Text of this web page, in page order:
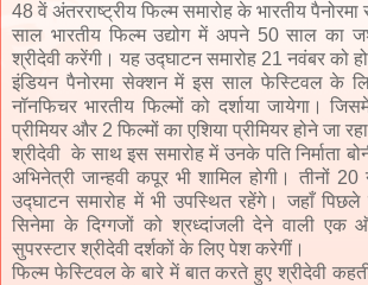
48 वें अंतरराष्ट्रीय फिल्म समारोह के भारतीय
साल भारतीय फिल्म उद्योग में अपने 50 साल का
श्रीदेवी करेंगी। यह उद्घाटन समारोह 21 नवंबर को
इंडियन पैनोरमा सेक्शन में इस साल फेस्टिवल के
नॉनफिचर भारतीय फिल्मों को दर्शाया जायेगा।
प्रीमियर और 2 फिल्मों का एशिया प्रीमियर होने जा
श्रीदेवी के साथ इस समारोह में उनके पति निर्माता
अभिनेत्री जान्हवी कपूर भी शामिल होगी। तीनों
उद्घाटन समारोह में भी उपस्थित रहेंगे। जहाँ
सिनेमा के दिग्गजों को श्रध्दांजली देने वाली एक
सुपरस्टार श्रीदेवी दर्शकों के लिए पेश करेगीं।
फिल्म फेस्टिवल के बारे में बात करते हुए श्रीदेवी